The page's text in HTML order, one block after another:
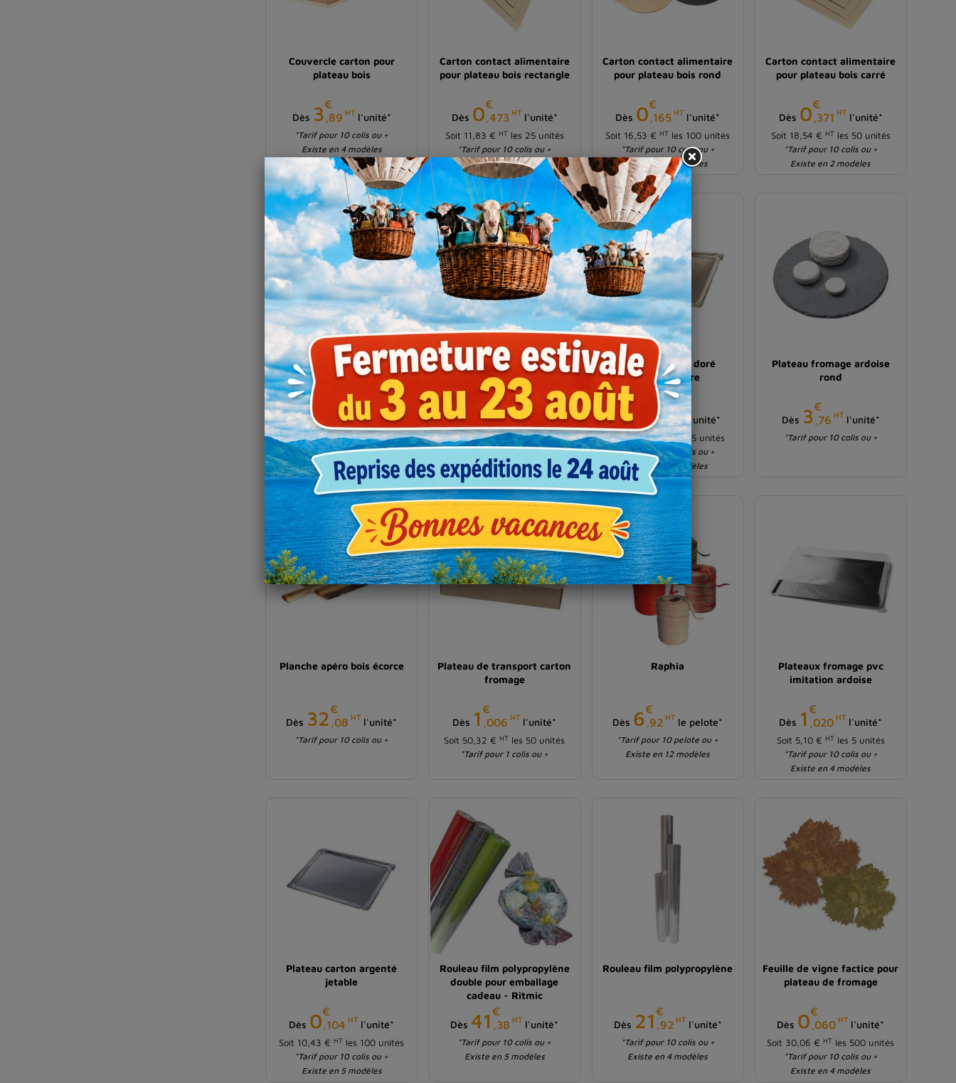
Couvercle carton pour
plateau bois
Dès 3€
,89 HT l'unité*
*Tarif pour 10 colis ou +
Existe en 4 modèles
Carton contact alimentaire
pour plateau bois rectangle
Dès 0€
,473 HT l'unité*
Soit 11,83 € HTles 25 unités
*Tarif pour 10 colis ou +
Existe en 3 modèles
Carton contact alimentaire
pour plateau bois rond
Dès 0€
,165 HT l'unité*
Soit 16,53 € HT les 100 unités
*Tarif pour 10 colis ou +
Existe en 5 modèles
Carton contact alimentaire
pour plateau bois carré
Dès 0€
,371 HT l'unité*
Soit 18,54 € HTles 50 unités
*Tarif pour 10 colis ou +
Existe en 2 modèles
Grille de présentation à
fromage imitation osier
naturel
Prix
Dès15
,89HT l'unité*
*Tarif pour 10 colis ou +
Existe en 2 modèles
Plateau à fromage osier
rond
Prix
Dès 2€
,43HTl'unité*
*Tarif pour 50 colis ou +
Existe en 4 modèles
Plateau carton doré
rectangulaire
Prix
Dès
,343HTl'unité*
Soit 8,57 €HTles 25 unités
*Tarif pour 10 colis ou +
Existe en 2 modèles
Plateau fromage ardoise
rond
Dès 3€
,76 HT l'unité*
*Tarif pour 10 colis ou +
Planche apéro bois écorce
Dès 32€
,08 HT l'unité*
*Tarif pour 10 colis ou +
Plateau de transport carton
fromage
Dès 1 €
,006 HT l'unité*
Soit 50,32 € HT les 50 unités
*Tarif pour 1 colis ou +
Raphia
Dès 6€
,92 HT le pelote*
*Tarif pour 10 pelote ou +
Existe en 12 modèles
Plateaux fromage pvc
imitation ardoise
Dès 1 €
,020 HT l'unité*
Soit 5,10 € HTles 5 unités
*Tarif pour 10 colis ou +
Existe en 4 modèles
Plateau carton argenté
jetable
Dès 0€
,104 HT l'unité*
Soit 10,43 € HT les 100 unités
*Tarif pour 10 colis ou +
Existe en 5 modèles
Rouleau film polypropylène
double pour emballage
cadeau - Ritmic
Dès 41 €
,38 HT l'unité*
*Tarif pour 10 colis ou +
Existe en 5 modèles
Rouleau film polypropylène
Dès 21 €
,92 HT l'unité*
*Tarif pour 10 colis ou +
Existe en 4 modèles
Feuille de vigne factice pour
plateau de fromage
Dès 0€
,060 HT l'unité*
Soit 30,06 € HT les 500 unités
*Tarif pour 10 colis ou +
Existe en 4 modèles